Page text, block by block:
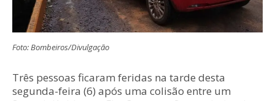
Foto: Bombeiros/Divulgação
Três pessoas ficaram feridas na tarde desta
segunda-feira (6) após uma colisão entre um